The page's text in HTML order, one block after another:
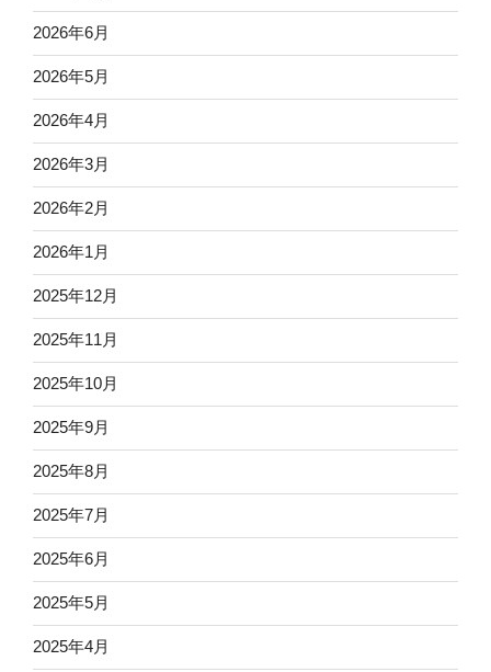
2026年6月
2026年5月
2026年4月
2026年3月
2026年2月
2026年1月
2025年12月
2025年11月
2025年10月
2025年9月
2025年8月
2025年7月
2025年6月
2025年5月
2025年4月